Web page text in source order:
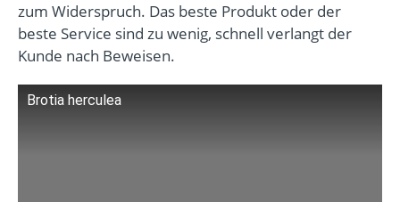
zum Widerspruch. Das beste Produkt oder der
beste Service sind zu wenig, schnell verlangt der
Kunde nach Beweisen.
Brotia herculea